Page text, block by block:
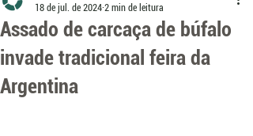
Assado de carcaça de búfalo
invade tradicional feira da
Argentina
18 de jul. de 2024 2 min de leitura